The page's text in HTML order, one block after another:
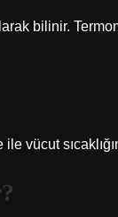
bilinir.
vücut